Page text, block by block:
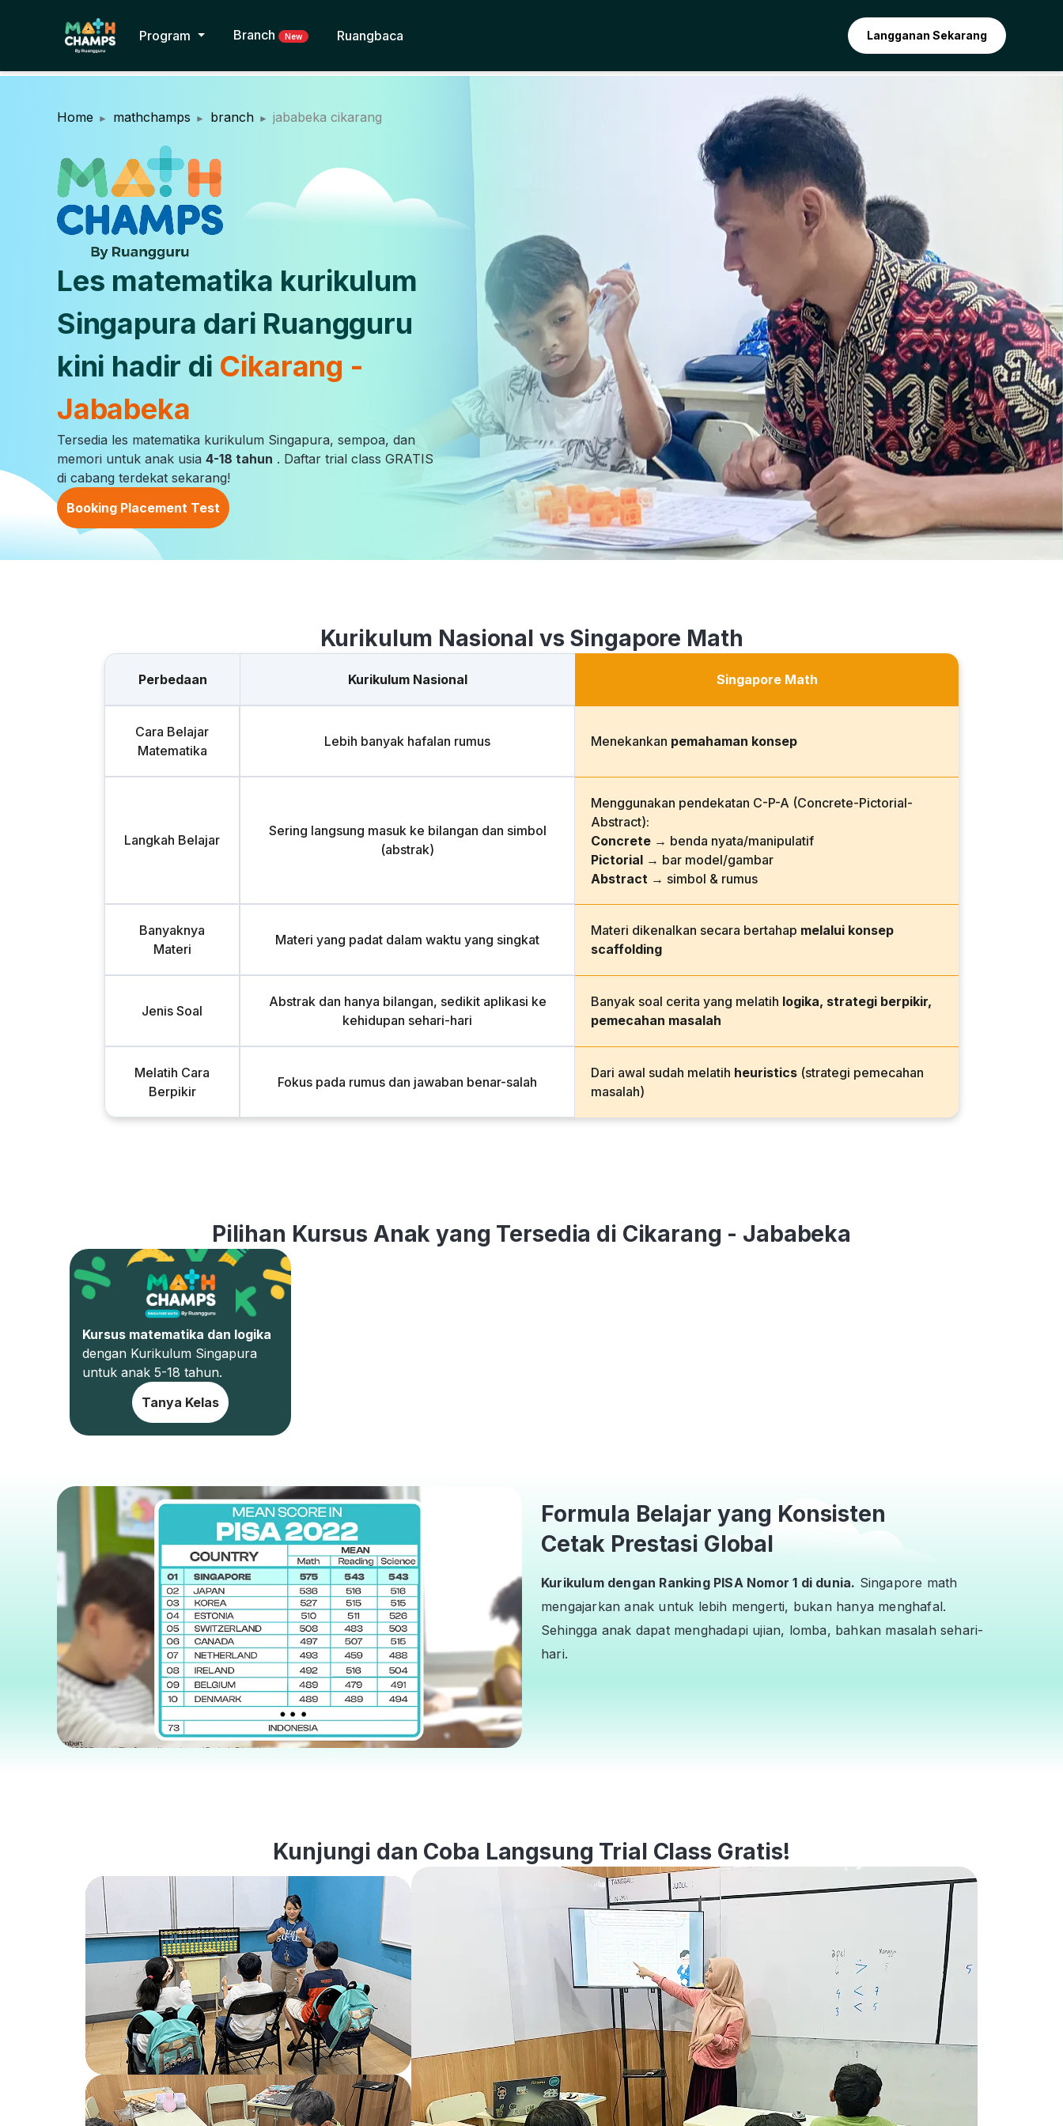
Program Branch New Ruangbaca Langganan Sekarang
Home mathchamps branch jababeka cikarang
Les matematika kurikulum
Singapura dari Ruangguru
kini hadir di Cikarang -
Jababeka
Tersedia les matematika kurikulum Singapura, sempoa, dan
memori untuk anak usia 4-18 tahun . Daftar trial class GRATIS
di cabang terdekat sekarang!
Booking Placement Test
Kurikulum Nasional vs Singapore Math
Perbedaan Kurikulum Nasional Singapore Math
Cara Belajar
Matematika
Lebih banyak hafalan rumus Menekankan pemahaman konsep
Langkah Belajar
Sering langsung masuk ke bilangan dan simbol
(abstrak)
Menggunakan pendekatan C-P-A (Concrete-Pictorial-
Abstract):
Concrete → benda nyata/manipulatif
Pictorial → bar model/gambar
Abstract → simbol & rumus
Banyaknya
Materi
Materi yang padat dalam waktu yang singkat
Materi dikenalkan secara bertahap melalui konsep
scaffolding
Jenis Soal
Abstrak dan hanya bilangan, sedikit aplikasi ke
kehidupan sehari-hari
Banyak soal cerita yang melatih logika, strategi berpikir,
pemecahan masalah
Melatih Cara
Berpikir
Fokus pada rumus dan jawaban benar-salah
Dari awal sudah melatih heuristics (strategi pemecahan
masalah)
Pilihan Kursus Anak yang Tersedia di Cikarang - Jababeka
Kursus matematika dan logika
dengan Kurikulum Singapura
untuk anak 5-18 tahun.
Tanya Kelas
Formula Belajar yang Konsisten
Cetak Prestasi Global
Kurikulum dengan Ranking PISA Nomor 1 di dunia. Singapore math
mengajarkan anak untuk lebih mengerti, bukan hanya menghafal.
Sehingga anak dapat menghadapi ujian, lomba, bahkan masalah sehari-
hari.
Kunjungi dan Coba Langsung Trial Class Gratis!